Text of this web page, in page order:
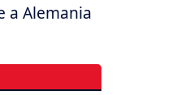
a Alemania